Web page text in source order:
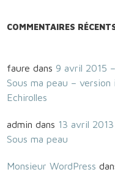
COMMENTAIRES
faure dans 9 avril 2015
Sous ma peau – version
Echirolles
admin dans 13 avril
Sous ma peau
Monsieur WordPress